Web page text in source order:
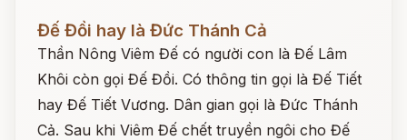
Đọc ngay
Đế Đồi hay là Đức Thánh Cả
Thần Nông Viêm Đế có người con là Đế Lâm
Khôi còn gọi Đế Đồi. Có thông tin gọi là Đế Tiết
hay Đế Tiết Vương. Dân gian gọi là Đức Thánh
Cả. Sau khi Viêm Đế chết truyền ngôi cho Đế